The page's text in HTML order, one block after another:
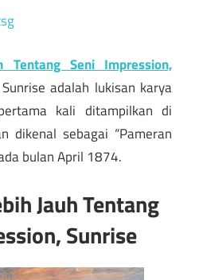
Tentang Seni Impression,
adalah lukisan karya
kali ditampilkan di
dikenal sebagai “Pameran
bulan April 1874.
Jauh Tentang
Sunrise